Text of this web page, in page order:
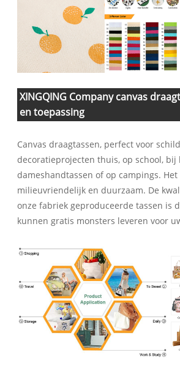
XINGQING Company canvas
en toepassing
Canvas draagtassen, perfect voor
decoratieprojecten thuis, op school, bij
dameshandtassen of op campings.
milieuvriendelijk en duurzaam. De
onze fabriek geproduceerde tassen is
kunnen gratis monsters leveren voor